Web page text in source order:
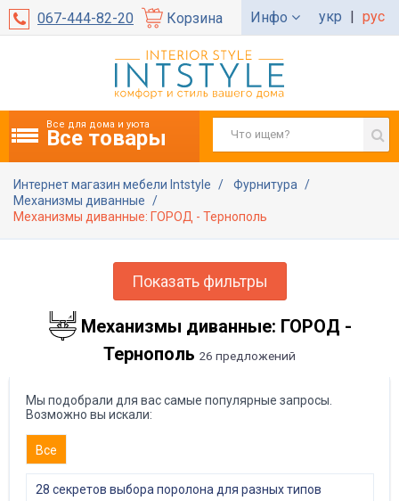
067-444-82-20 Корзина Инфо укр | рус
Все для дома и уюта
Все товары
Интернет магазин мебели Intstyle
Фурнитура
Механизмы диванные
Механизмы диванные: ГОРОД - Тернополь
Показать фильтры
Механизмы диванные: ГОРОД -
Тернополь 26 предложений
Мы подобрали для вас самые популярные запросы.
Возможно вы искали:
Все
28 секретов выбора поролона для разных типов